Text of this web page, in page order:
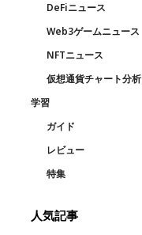
DeFiニュース
Web3ゲームニュース
NFTニュース
仮想通貨チャート分析
学習
ガイド
レビュー
特集
人気記事